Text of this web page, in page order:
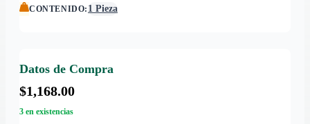
CONTENIDO: 1 Pieza
Datos de Compra
$1,168.00
3 en existencias